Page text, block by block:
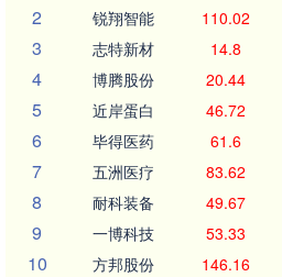
2 锐翔智能 110.02
3 志特新材 14.8
4 博腾股份 20.44
5 近岸蛋白 46.72
6 毕得医药 61.6
7 五洲医疗 83.62
8 耐科装备 49.67
9 一博科技 53.33
10 方邦股份 146.16